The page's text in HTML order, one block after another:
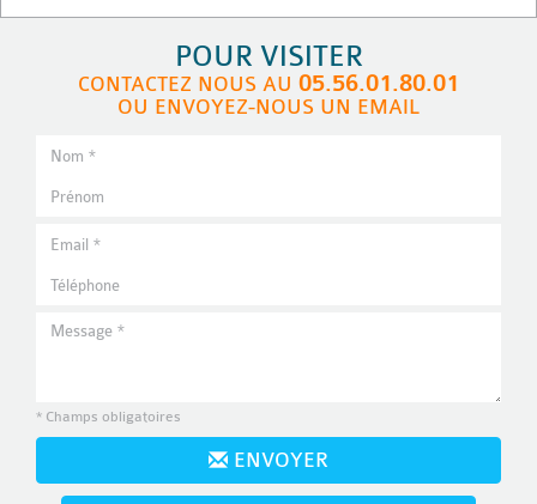
POUR VISITER
CONTACTEZ NOUS AU 05.56.01.80.01
OU ENVOYEZ-NOUS UN EMAIL
* Champs obligatoires
ENVOYER